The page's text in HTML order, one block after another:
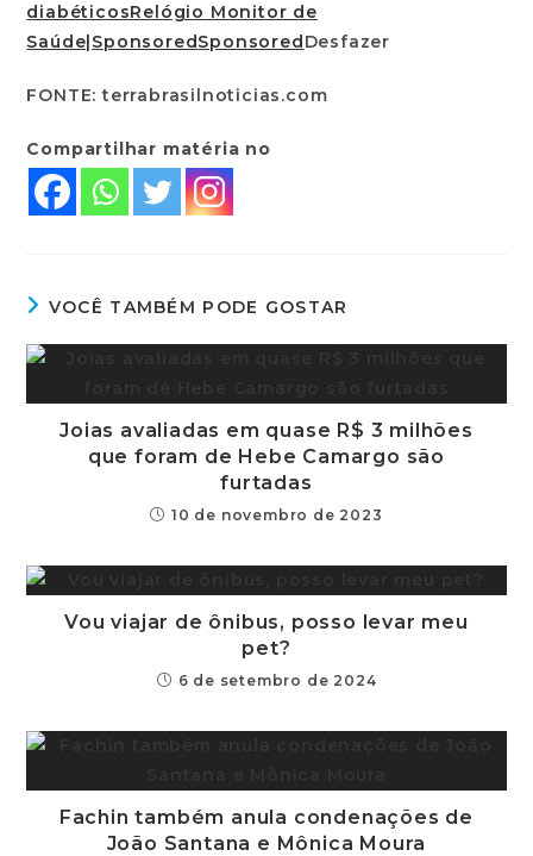
diabéticosRelógio Monitor de
Saúde|SponsoredSponsoredDesfazer
FONTE: terrabrasilnoticias.com
Compartilhar matéria no
VOCÊ TAMBÉM PODE GOSTAR
Joias avaliadas em quase R$ 3 milhões
que foram de Hebe Camargo são
furtadas
10 de novembro de 2023
Vou viajar de ônibus, posso levar meu
pet?
6 de setembro de 2024
Fachin também anula condenações de
João Santana e Mônica Moura